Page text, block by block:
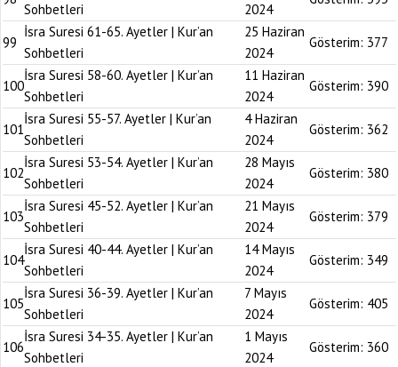
Sohbetleri
2024
99
İsra Suresi 61-65. Ayetler | Kur’an
Sohbetleri
25 Haziran
2024
Gösterim: 377
100
İsra Suresi 58-60. Ayetler | Kur’an
Sohbetleri
11 Haziran
2024
Gösterim: 390
101
İsra Suresi 55-57. Ayetler | Kur’an
Sohbetleri
4 Haziran
2024
Gösterim: 362
102
İsra Suresi 53-54. Ayetler | Kur’an
Sohbetleri
28 Mayıs
2024
Gösterim: 380
103
İsra Suresi 45-52. Ayetler | Kur’an
Sohbetleri
21 Mayıs
2024
Gösterim: 379
104
İsra Suresi 40-44. Ayetler | Kur’an
Sohbetleri
14 Mayıs
2024
Gösterim: 349
105
İsra Suresi 36-39. Ayetler | Kur’an
Sohbetleri
7 Mayıs
2024
Gösterim: 405
106
İsra Suresi 34-35. Ayetler | Kur’an
Sohbetleri
1 Mayıs
2024
Gösterim: 360